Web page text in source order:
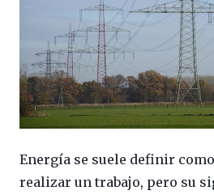
Energía se suele definir
realizar un trabajo, pero su